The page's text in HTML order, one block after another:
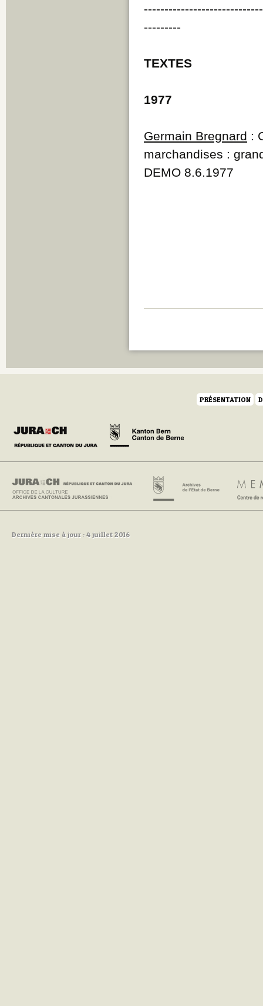
---------
TEXTES
1977
Germain Bregnard :
marchandises :
DEMO 8.6.1977
PRÉSENTATION
Dernière mise à jour : 4 juillet 2016